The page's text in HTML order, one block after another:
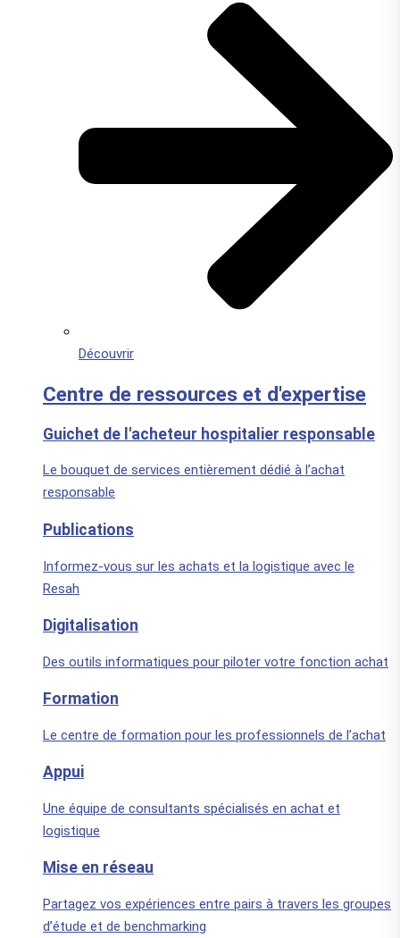
Découvrir
Centre de ressources et d'expertise
Guichet de l'acheteur hospitalier responsable
Le bouquet de services entièrement dédié à l’achat
responsable
Publications
Informez-vous sur les achats et la logistique avec le
Resah
Digitalisation
Des outils informatiques pour piloter votre fonction achat
Formation
Le centre de formation pour les professionnels de l’achat
Appui
Une équipe de consultants spécialisés en achat et
logistique
Mise en réseau
Partagez vos expériences entre pairs à travers les groupes
d’étude et de benchmarking